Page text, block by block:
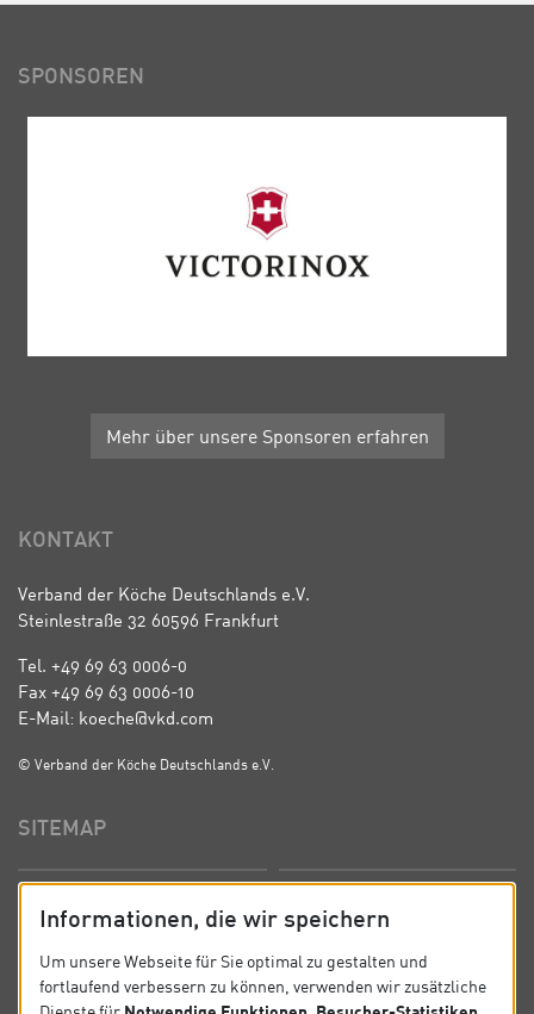
SPONSOREN
Mehr über unsere Sponsoren erfahren
KONTAKT
Verband der Köche Deutschlands e.V.
Steinlestraße 32 60596 Frankfurt
Tel. +49 69 63 0006-0
Fax +49 69 63 0006-10
E-Mail: koeche@vkd.com
© Verband der Köche Deutschlands e.V.
SITEMAP
News Kontakt
Informationen, die wir speichern
Um unsere Webseite für Sie optimal zu gestalten und
fortlaufend verbessern zu können, verwenden wir zusätzliche